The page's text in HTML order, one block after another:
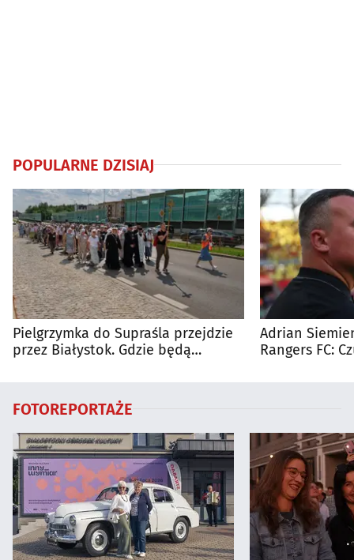
POPULARNE DZISIAJ
Pielgrzymka do Supraśla przejdzie
przez Białystok. Gdzie będą
Adrian
Rangers FC:
FOTOREPORTAŻE